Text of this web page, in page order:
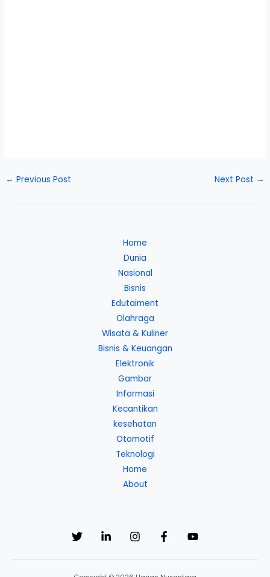
← Previous Post Next Post →
Home
Dunia
Nasional
Bisnis
Edutaiment
Olahraga
Wisata & Kuliner
Bisnis & Keuangan
Elektronik
Gambar
Informasi
Kecantikan
kesehatan
Otomotif
Teknologi
Home
About